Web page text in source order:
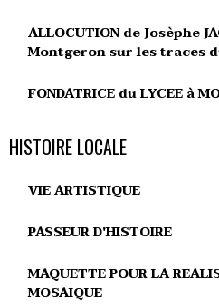
ALLOCUTION de Josèphe
Montgeron sur les traces
FONDATRICE du LYCEE à
HISTOIRE LOCALE
VIE ARTISTIQUE
PASSEUR D'HISTOIRE
MAQUETTE POUR LA
MOSAIQUE